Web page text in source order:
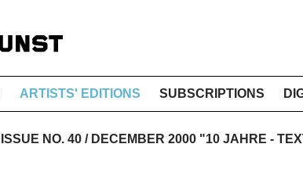
ARTISTS' EDITIONS SUBSCRIPTIONS
ISSUE NO. 40 / DECEMBER 2000 "10 JAHRE -